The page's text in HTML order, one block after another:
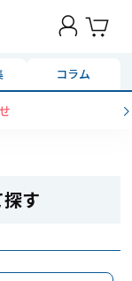
コラム
いたしました
す